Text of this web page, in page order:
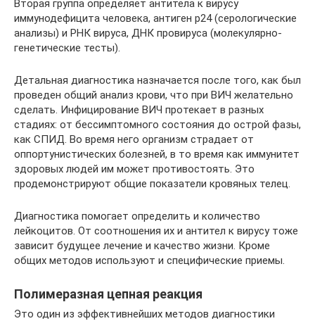
Вторая группа определяет антитела к вирусу
иммунодефицита человека, антиген р24 (серологические
анализы) и РНК вируса, ДНК провируса (молекулярно-
генетические тесты).
Детальная диагностика назначается после того, как был
проведен общий анализ крови, что при ВИЧ желательно
сделать. Инфицирование ВИЧ протекает в разных
стадиях: от бессимптомного состояния до острой фазы,
как СПИД. Во время него организм страдает от
оппортунистических болезней, в то время как иммунитет
здоровых людей им может противостоять. Это
продемонстрируют общие показатели кровяных телец.
Диагностика помогает определить и количество
лейкоцитов. От соотношения их и антител к вирусу тоже
зависит будущее лечение и качество жизни. Кроме
общих методов используют и специфические приемы.
Полимеразная цепная реакция
Это один из эффективнейших методов диагностики